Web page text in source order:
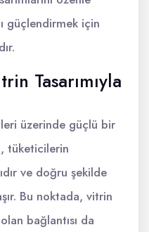
güçlendirmek için
Tasarımıyla
üzerinde güçlü bir
tüketicilerin
ve doğru şekilde
Bu noktada, vitrin
bağlantısı da